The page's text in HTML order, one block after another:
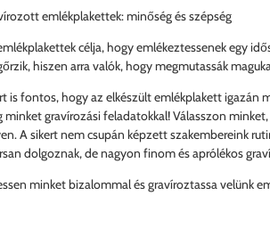
emlékplakettek: minőség és szépség
célja, hogy emlékeztessenek egy
hiszen arra valók, hogy megmutassák
is fontos, hogy az elkészült emlékplakett igazán
minket gravírozási feladatokkal! Válasszon
A sikert nem csupán képzett szakembereink
dolgoznak, de nagyon finom és aprólékos
minket bizalommal és gravíroztassa velünk